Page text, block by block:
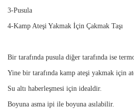
3-Pusula
4-Kamp Ateşi Yakmak İçin Çakmak Taşı
Bir tarafında pusula diğer tarafında ise
Yine bir tarafında kamp ateşi yakmak için
Su altı haberleşmesi için idealdir.
Boyuna asma ipi ile boyuna asılabilir.